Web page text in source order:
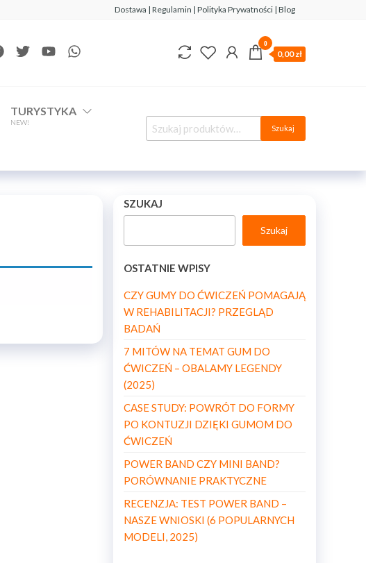
Dostawa | Regulamin | Polityka Prywatności | Blog
0
0,00 zł
TURYSTYKA
NEW!
Szukaj
SZUKAJ
Szukaj
OSTATNIE WPISY
CZY GUMY DO ĆWICZEŃ POMAGAJĄ
W REHABILITACJI? PRZEGLĄD
BADAŃ
7 MITÓW NA TEMAT GUM DO
ĆWICZEŃ – OBALAMY LEGENDY
(2025)
CASE STUDY: POWRÓT DO FORMY
PO KONTUZJI DZIĘKI GUMOM DO
ĆWICZEŃ
POWER BAND CZY MINI BAND?
PORÓWNANIE PRAKTYCZNE
RECENZJA: TEST POWER BAND –
NASZE WNIOSKI (6 POPULARNYCH
MODELI, 2025)